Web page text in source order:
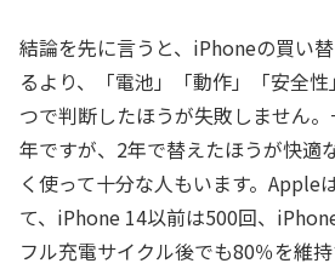
結論を先に言うと、iPhoneの買い
るより、「電池」「動作」「安全
つで判断したほうが失敗しません
年ですが、2年で替えたほうが快適
く使って十分な人もいます。Apple
て、iPhone 14以前は500回、
フル充電サイクル後でも80％を維